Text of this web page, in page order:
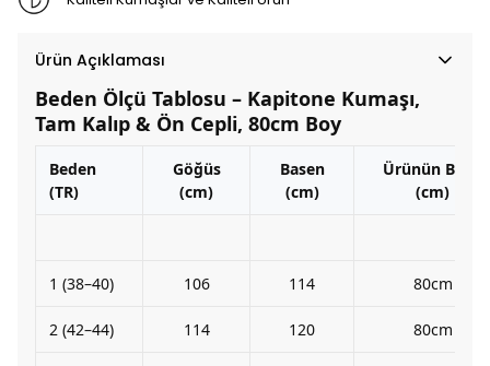
Ürün Açıklaması
Beden Ölçü Tablosu – Kapitone Kumaşı,
Tam Kalıp & Ön Cepli, 80cm Boy
Beden
(TR)
Göğüs
(cm)
Basen
(cm)
Ürünün Boyu
(cm)
1 (38–40) 106 114 80cm
2 (42–44) 114 120 80cm